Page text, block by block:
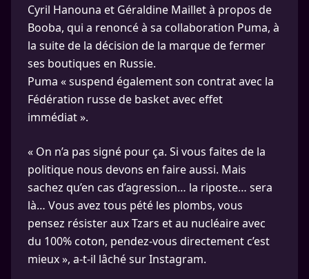
Cyril Hanouna et Géraldine Maillet à propos de
Booba, qui a renoncé à sa collaboration Puma, à
la suite de la décision de la marque de fermer
ses boutiques en Russie.
Puma « suspend également son contrat avec la
Fédération russe de basket avec effet
immédiat ».
« On n’a pas signé pour ça. Si vous faites de la
politique nous devons en faire aussi. Mais
sachez qu’en cas d’agression… la riposte… sera
là… Vous avez tous pété les plombs, vous
pensez résister aux Tzars et au nucléaire avec
du 100% coton, pendez-vous directement c’est
mieux », a-t-il lâché sur Instagram.